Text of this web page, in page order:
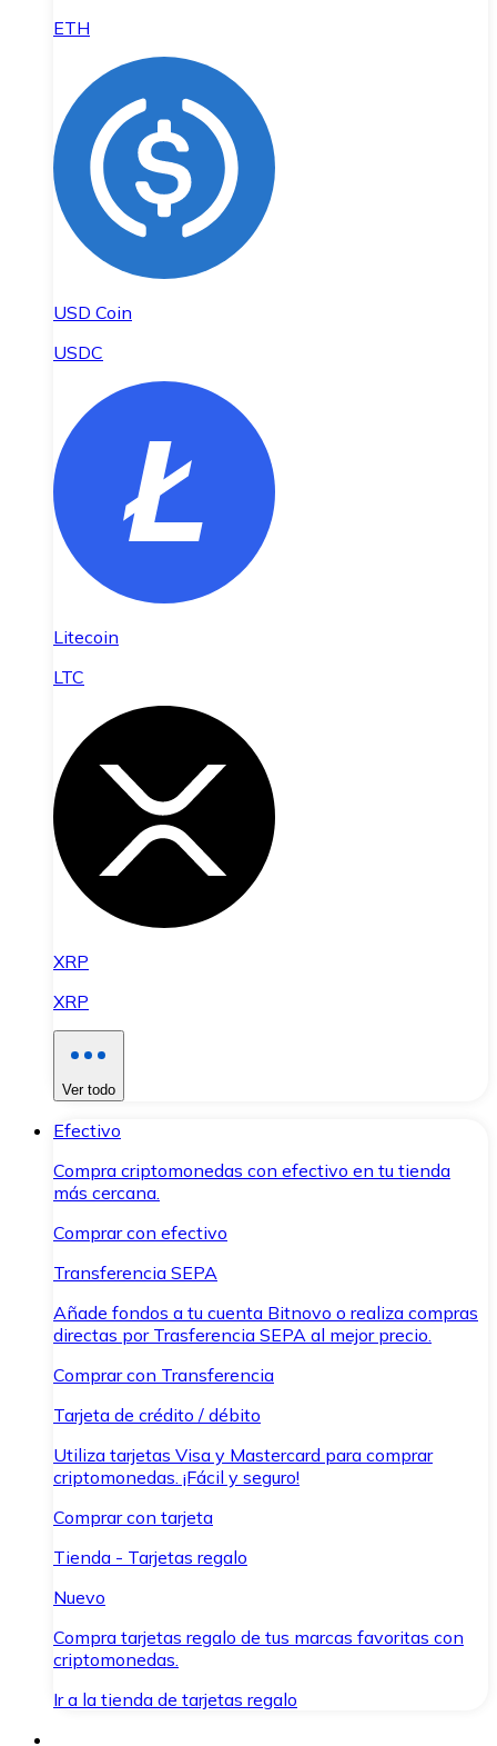
ETH
USD Coin
USDC
Litecoin
LTC
XRP
XRP
Ver todo
Efectivo
Compra criptomonedas con efectivo en tu tienda
más cercana.
Comprar con efectivo
Transferencia SEPA
Añade fondos a tu cuenta Bitnovo o realiza compras
directas por Trasferencia SEPA al mejor precio.
Comprar con Transferencia
Tarjeta de crédito / débito
Utiliza tarjetas Visa y Mastercard para comprar
criptomonedas. ¡Fácil y seguro!
Comprar con tarjeta
Tienda - Tarjetas regalo
Nuevo
Compra tarjetas regalo de tus marcas favoritas con
criptomonedas.
Ir a la tienda de tarjetas regalo